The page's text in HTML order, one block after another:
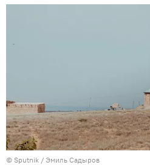
© Sputnik / Эмиль Садыров